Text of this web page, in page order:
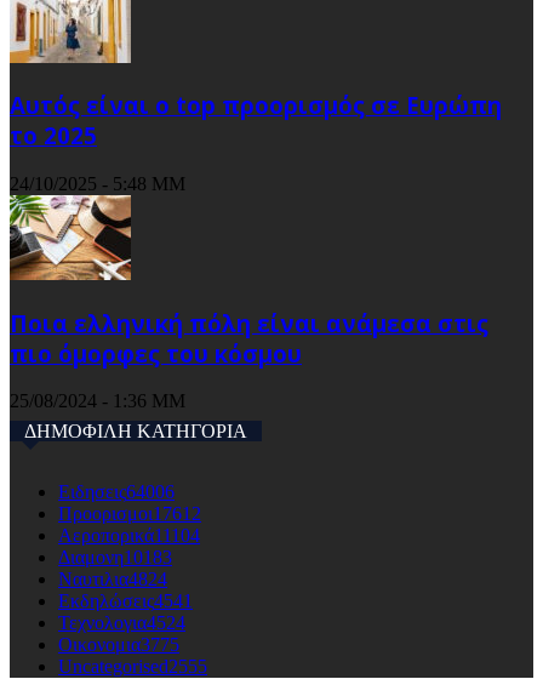
Αυτός είναι ο top προορισμός σε Ευρώπη
το 2025
24/10/2025 - 5:48 ΜΜ
Ποια ελληνική πόλη είναι ανάμεσα στις
πιο όμορφες του κόσμου
25/08/2024 - 1:36 ΜΜ
ΔΗΜΟΦΙΛΗ ΚΑΤΗΓΟΡΙΑ
Ειδησεις64006
Προορισμοι17612
Αεροπορικά11104
Διαμονη10183
Ναυτιλια4824
Εκδηλώσεις4541
Τεχνολογια4524
Οικονομια3775
Uncategorised2555